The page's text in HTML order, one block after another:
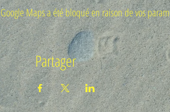
Google Maps a été bloqué en raison de vos
Partager